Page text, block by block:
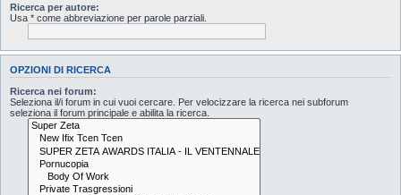
Ricerca per autore:
Usa * come abbreviazione per parole parziali.
OPZIONI DI RICERCA
Ricerca nei forum:
Seleziona il/i forum in cui vuoi cercare. Per velocizzare la ricerca nei subforum
seleziona il forum principale e abilita la ricerca.